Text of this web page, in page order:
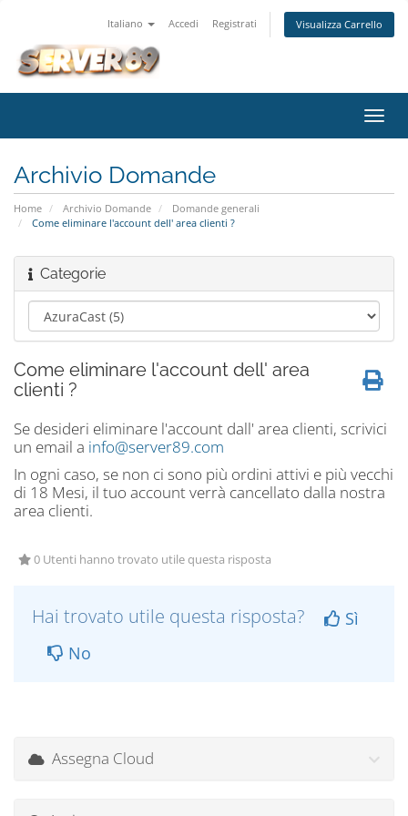
Italiano Accedi Registrati Visualizza Carrello
Attiva
Archivio Domande
Home Archivio Domande
Domande generali
Come eliminare l'account dell' area clienti ?
Categorie
Come eliminare l'account dell' area
clienti ?
Se desideri eliminare l'account dall' area clienti, scrivici
un email a info@server89.com
In ogni caso, se non ci sono più ordini attivi e più vecchi
di 18 Mesi, il tuo account verrà cancellato dalla nostra
area clienti.
0 Utenti hanno trovato utile questa risposta
Hai trovato utile questa risposta?
Sì
No
Assegna Cloud